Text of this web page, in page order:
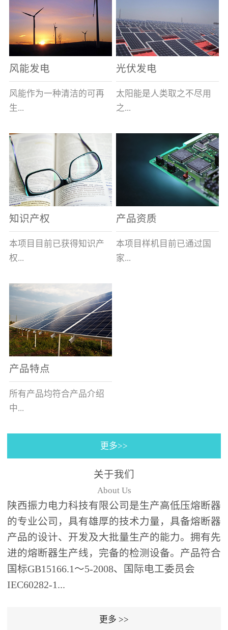
（2） 海拔不超过1000
米；（3） 相对湿度：日
平均不大于95％，月平均
不大于90％；（4）周围空
或可燃性气体、水蒸汽和
盐类过度污染；（5） 当
围变压器油的温度上限不
超过105℃。型号说明
（注：在额定电流后加/S
表示带熔断指示及信号输
出功能,在S后加/H数字表
示适用于高海拔产品,即H1
表示大于1000米小于等于
米小于等于3000米，H3表
示大于3000米小于等于
孔同心；熔断器装入箱体
后，熔断器支架壳外表皮
皮和端部与变压器油箱内
壁及异相电缆之间需保持
足够的绝缘距离；熔断器
为水平安装,并与变压器箱
体面板垂直,熔断器伸入油
箱的部分应浸入变压器绝
缘油中并用绝缘支架(用户
在变压器箱中安装好绝缘
和IEC282-1）型号基本参
数
风能发电
风能作为一种清洁的可再
生...
能源，越来越受到世界各
国的重视。其蕴量巨大，
全球的风能约为
2.74×109MW，其中可...
光伏发电
太阳能是人类取之不尽用
之...
不竭的可再生能源，具有
充分的清洁性、绝对的安
全性、相对的广泛性、确
实的长寿命和免维护性、
资源的充...
知识产权
本项目目前已获得知识产
权...
8项，其中发明专利2项，
实用新型专利6项。目前低
压事业部拿到三项专利。
产品资质
本项目样机目前已通过国
家...
产品特点
所有产品均符合产品介绍
中...
的时间-电流特性曲线。给
合适的产品（时间-电流特
性曲线表示虚拟的熔化时
间与...
更多>>
关于我们
About Us
陕西振力电力科技有限公司是生产高低压熔断器
的专业公司，具有雄厚的技术力量，具备熔断器
产品的设计、开发及大批量生产的能力。拥有先
进的熔断器生产线，完备的检测设备。产品符合
国标GB15166.1～5-2008、国际电工委员会
IEC60282-1...
更多 >>